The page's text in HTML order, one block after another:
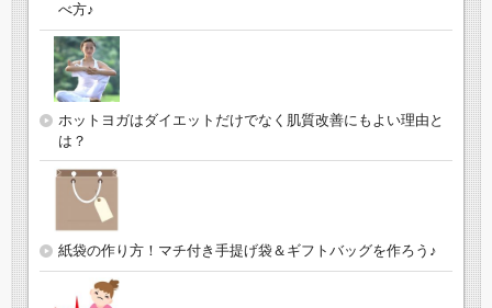
べ方♪
ホットヨガはダイエットだけでなく肌質改善にもよい理由と
は？
紙袋の作り方！マチ付き手提げ袋＆ギフトバッグを作ろう♪